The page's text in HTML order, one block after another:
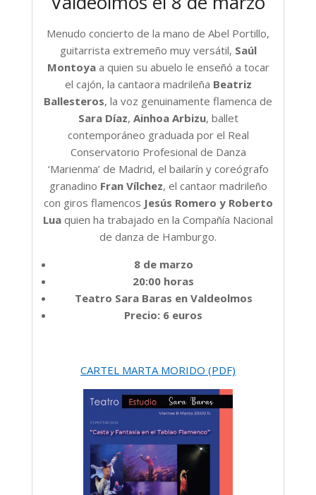
Menudo concierto de la mano de Abel Portillo,
guitarrista extremeño muy versátil, Saúl
Montoyaa quien su abuelo le enseñó a tocar
el cajón, la cantaora madrileña Beatriz
Ballesteros, la voz genuinamente flamenca de
Sara Díaz, Ainhoa Arbizu, ballet
contemporáneo graduada por el Real
Conservatorio Profesional de Danza
‘Marienma’ de Madrid, el bailarín y coreógrafo
granadino Fran Vílchez, el cantaor madrileño
con giros flamencos Jesús Romero y Roberto
Lua quien ha trabajado en la Compañía Nacional
de danza de Hamburgo.
8 de marzo
20:00 horas
Teatro Sara Baras en Valdeolmos
Precio: 6 euros
CARTEL MARTA MORIDO (PDF)